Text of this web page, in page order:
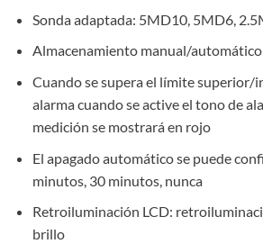
Sonda adaptada: 5MD10, 5MD6,
Almacenamiento manual/automático
Cuando se supera el límite superior/
alarma cuando se active el tono de
medición se mostrará en rojo
El apagado automático se puede
minutos, 30 minutos, nunca
Retroiluminación LCD:
brillo